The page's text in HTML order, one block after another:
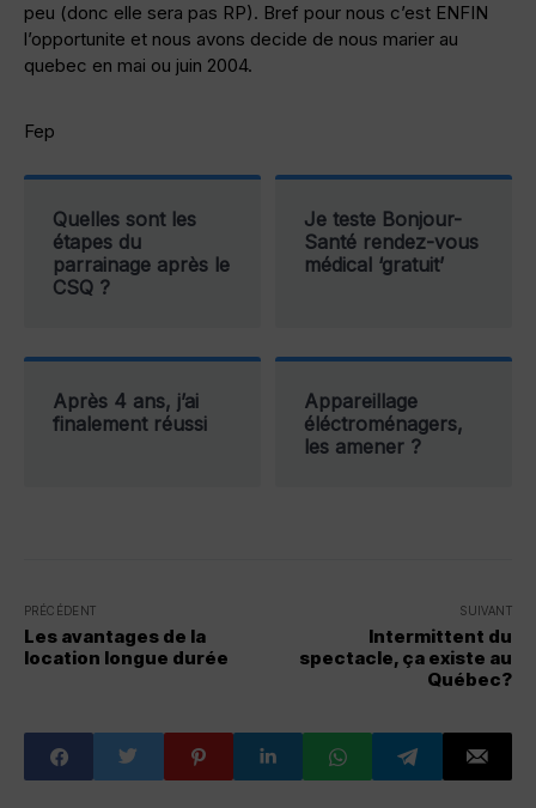
peu (donc elle sera pas RP). Bref pour nous c’est ENFIN
l’opportunite et nous avons decide de nous marier au
quebec en mai ou juin 2004.
Fep
Quelles sont les
étapes du
parrainage après le
CSQ ?
Je teste Bonjour-
Santé rendez-vous
médical ‘gratuit’
Après 4 ans, j’ai
finalement réussi
Appareillage
éléctroménagers,
les amener ?
PRÉCÉDENT
Les avantages de la
location longue durée
SUIVANT
Intermittent du
spectacle, ça existe au
Québec?